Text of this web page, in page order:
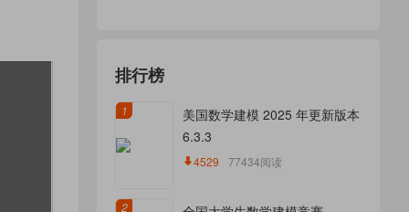
排行榜
1
美国数学建模 2025 年更新版本
6.3.3
4529 77434阅读
2